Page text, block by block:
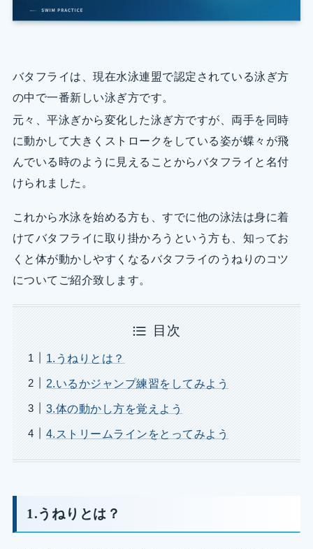
バタフライは、現在水泳連盟で認定されている泳ぎ方
の中で一番新しい泳ぎ方です。
元々、平泳ぎから変化した泳ぎ方ですが、両手を同時
に動かして大きくストロークをしている姿が蝶々が飛
んでいる時のように見えることからバタフライと名付
けられました。
これから水泳を始める方も、すでに他の泳法は身に着
けてバタフライに取り掛かろうという方も、知ってお
くと体が動かしやすくなるバタフライのうねりのコツ
についてご紹介致します。
目次
1.うねりとは？
2.いるかジャンプ練習をしてみよう
3.体の動かし方を覚えよう
4.ストリームラインをとってみよう
1.うねりとは？